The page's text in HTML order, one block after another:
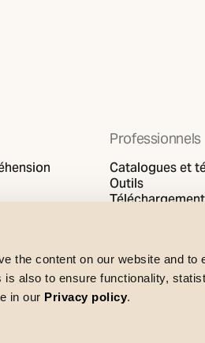
the content on our website and to
also to ensure functionality,
in our Privacy policy.
Professionnels
Catalogues et
Outils